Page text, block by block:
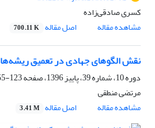
کسری صادقی‌زاده
مشاهده مقاله
اصل مقاله 700.11 K
نقش الگو‌های جهادی در تعمیق
دوره 10، شماره 39، پاییز 1396، صفحه
123-155
مرتضی منطقی
مشاهده مقاله
اصل مقاله 3.41 M